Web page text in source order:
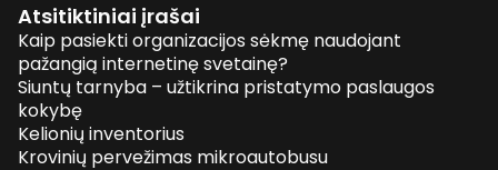
Atsitiktiniai įrašai
Kaip pasiekti organizacijos sėkmę naudojant
pažangią internetinę svetainę?
Siuntų tarnyba – užtikrina pristatymo paslaugos
kokybę
Kelionių inventorius
Krovinių pervežimas mikroautobusu